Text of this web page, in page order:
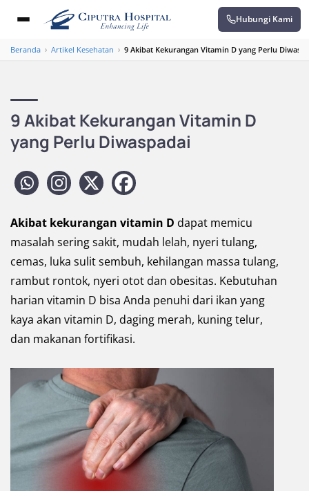
Hubungi Kami
Beranda › Artikel Kesehatan › 9 Akibat Kekurangan Vitamin D yang Perlu
9 Akibat Kekurangan Vitamin D
yang Perlu Diwaspadai
Akibat kekurangan vitamin D dapat memicu
masalah sering sakit, mudah lelah, nyeri tulang,
cemas, luka sulit sembuh, kehilangan massa tulang,
rambut rontok, nyeri otot dan obesitas. Kebutuhan
harian vitamin D bisa Anda penuhi dari ikan yang
kaya akan vitamin D, daging merah, kuning telur,
dan makanan fortifikasi.